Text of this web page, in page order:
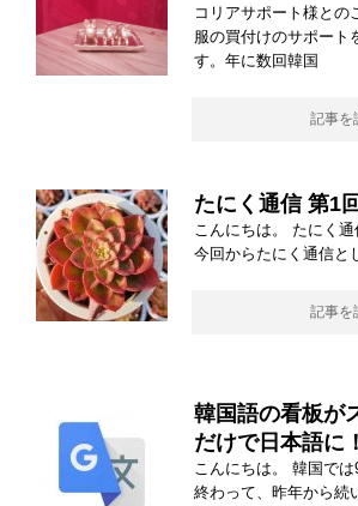
コリアサポート様との
服の買付けのサポート
す。年に数回韓国
記事を
たにく通信 第1回
こんにちは。 たにく通
今回からたにく通信と
記事を
韓国語の看板が
だけで日本語に！
こんにちは。 韓国で
終わって、昨年から続